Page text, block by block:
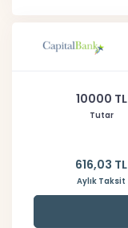
10000 TL
Tutar
616,03 TL
Aylık Taksit